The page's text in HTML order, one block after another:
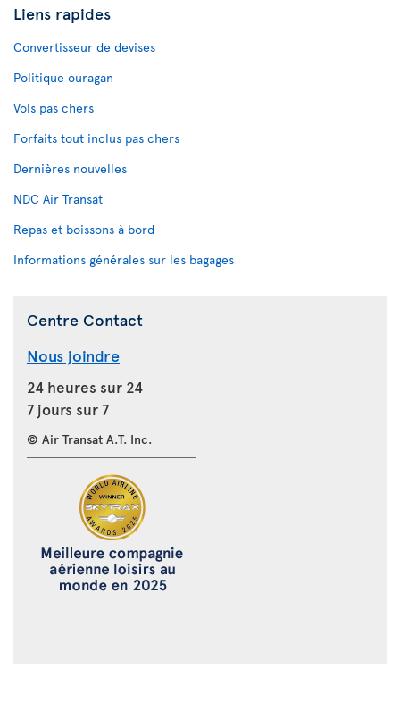
Liens rapides
Convertisseur de devises
Politique ouragan
Vols pas chers
Forfaits tout inclus pas chers
Dernières nouvelles
NDC Air Transat
Repas et boissons à bord
Informations générales sur les bagages
Centre Contact
Nous joindre
24 heures sur 24
7 jours sur 7
© Air Transat A.T. Inc.